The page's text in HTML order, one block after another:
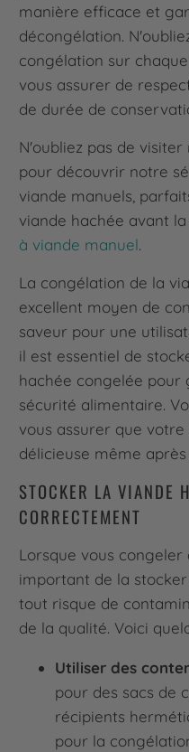
manière efficace et
décongélation.
congélation sur
vous assurer de
de durée de
N'oubliez pas de
pour découvrir notre
viande manuels,
viande hachée avant
à viande manuel.
La congélation de la
excellent moyen de
saveur pour une
il est essentiel de
hachée congelée pour
sécurité alimentaire.
vous assurer que
délicieuse même
STOCKER LA VIANDE
CORRECTEMENT
Lorsque vous congeler
important de la
tout risque de
de la qualité. Voici
Utiliser des
pour des sacs de
récipients
pour la